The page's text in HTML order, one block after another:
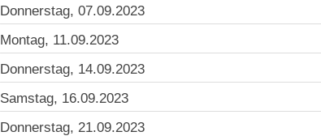
Donnerstag, 07.09.2023
Montag, 11.09.2023
Donnerstag, 14.09.2023
Samstag, 16.09.2023
Donnerstag, 21.09.2023